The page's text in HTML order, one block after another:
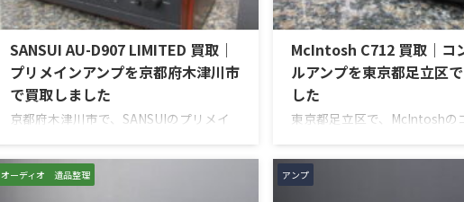
SANSUI AU-D907 LIMITED 買取｜
プリメインアンプを京都府木津川市
で買取しました
京都府木津川市で、SANSUIのプリメイ
取させていただきました。今回のお品物
は、AU-D907をベースに各部の高品位化
McIntosh C712 買取｜コ
ルアンプを東京都足立区
した
東京都足立区で、McIntoshの
だきました。今回のお品物は
らしいガラスパネルデザイン
オーディオ 遺品整理 アンプ